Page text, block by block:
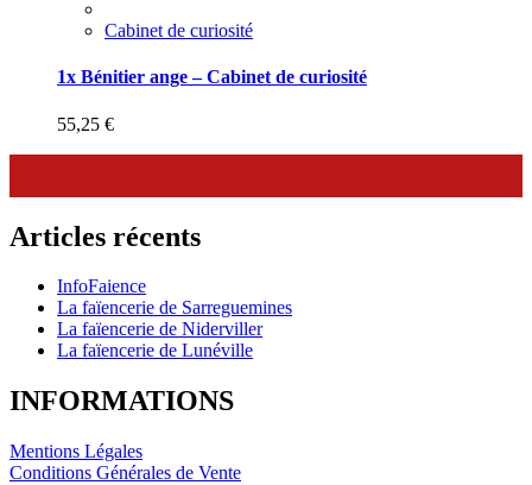
Cabinet de curiosité
1x Bénitier ange – Cabinet de curiosité
55,25 €
Articles récents
InfoFaience
La faïencerie de Sarreguemines
La faïencerie de Niderviller
La faïencerie de Lunéville
INFORMATIONS
Mentions Légales
Conditions Générales de Vente